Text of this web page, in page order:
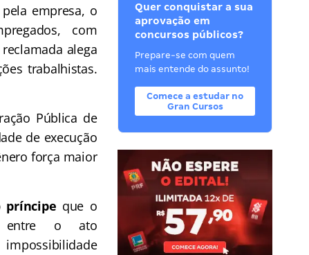
empresa, o
com
alega
trabalhistas.
Pública de
de execução
força maior
príncipe que o
entre o ato
Quer conquistar a sua
aprovação em
concursos públicos?
Prepare-se com quem
mais entende do assunto!
Comece a estudar no
Gran Cursos